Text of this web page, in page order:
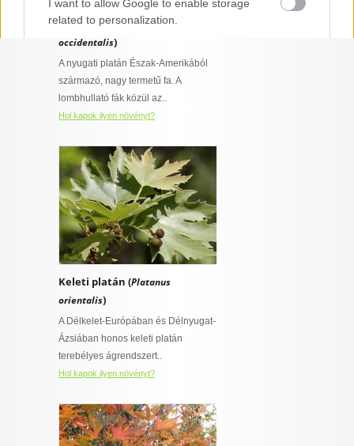
I want to allow Google to enable storage
related to personalization.
related to security, including authentication
functionality and fraud prevention, and other
user protection.
CONFIRM
Data Deletion Data Access
Nyugati platán (Platanus
occidentalis)
A nyugati platán Észak-Amerikából
származó, nagy termetű fa. A
lombhullató fák közül az..
Hol kapok ilyen növényt?
Keleti platán (Platanus
orientalis)
A Délkelet-Európában és Délnyugat-
Ázsiában honos keleti platán
terebélyes ágrendszert..
Hol kapok ilyen növényt?